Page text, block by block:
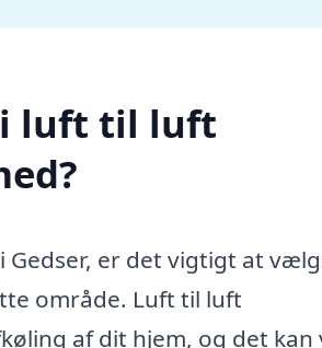
i luft til luft
er det vigtigt at
område. Luft til luft
af dit hjem, og det